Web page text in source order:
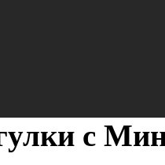
с